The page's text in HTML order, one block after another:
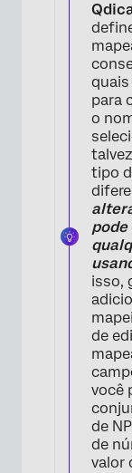
para
o
tipo
pode
isso,
de
você
de
de
valor